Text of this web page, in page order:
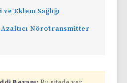
Eklem Sağlığı
Azaltıcı Nörotransmitter